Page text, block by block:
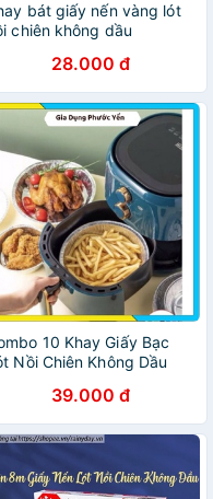
bát giấy nến vàng lót
chiên không dầu
28.000 đ
10 Khay Giấy Bạc
Nồi Chiên Không Dầu
39.000 đ